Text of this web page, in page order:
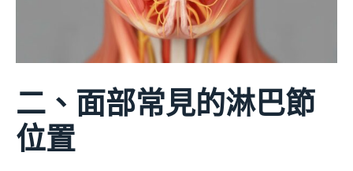
二、面部常見的淋巴節
位置